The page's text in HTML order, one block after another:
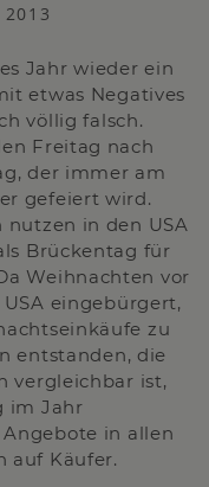
2013
Jahr wieder ein
etwas Negatives
völlig falsch.
Freitag nach
der immer am
gefeiert wird.
in den USA
Brückentag für
Weihnachten vor
eingebürgert,
zu
entstanden, die
vergleichbar ist,
im Jahr
in allen
auf Käufer.